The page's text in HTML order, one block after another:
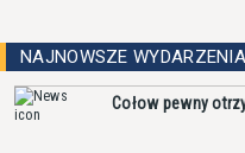
NAJNOWSZE WYDARZENIA
Cołow pewny